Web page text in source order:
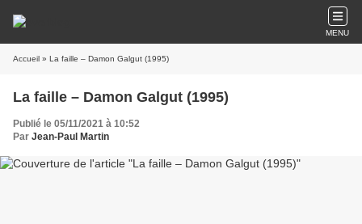
MENU
Accueil » La faille – Damon Galgut (1995)
La faille – Damon Galgut (1995)
Publié le 05/11/2021 à 10:52
Par Jean-Paul Martin